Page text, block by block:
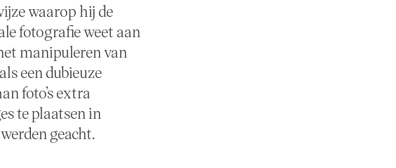
waarop hij de
fotografie weet aan
manipuleren van
een dubieuze
foto’s extra
te plaatsen in
geacht.